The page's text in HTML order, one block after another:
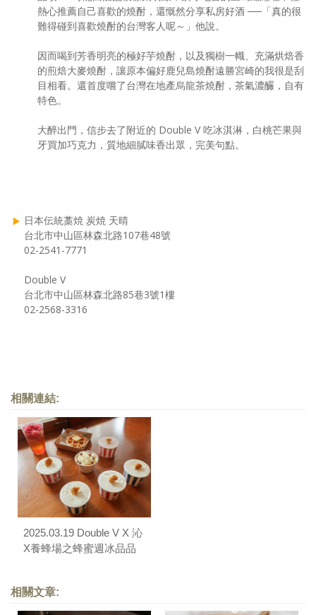
熱心推薦自己喜歡的燒酎，還慨然分享私房好酒 ──「真的很
難得碰到喜歡燒酎的台灣客人呢～」他說。
因而喝到芳香明亮的極好芋燒酎，以及獨樹一幟、充滿烘焙香
的煎焙大麥燒酎，讓原本偏好鹿兒島燒酎遠勝宮崎的我很是刮
目相看。還首度嚐了台灣在地產烏龍茶燒酎，茶氣濃釅，自有
特色。
大醉出門，信步去了附近的 Double V 吃冰淇淋，白桃芒果與
牙買加巧克力，質地細膩味香出眾，完美句點。
日本伝統藁焼 炭焼 天晴
台北市中山區林森北路107巷48號
02-2541-7771
Double V
台北市中山區林森北路85巷3號1樓
02-2568-3316
相關連結:
2025.03.19 Double V X 沁
X養蜂場之蜂蜜週冰品品
相關文章: